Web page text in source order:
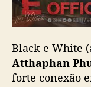
Black e White
Atthaphan
forte conexão